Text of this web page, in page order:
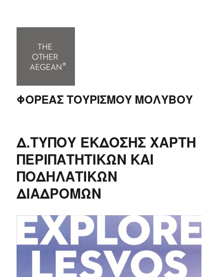
ΦΟΡΕΑΣ ΤΟΥΡΙΣΜΟΥ ΜΟΛΥΒΟΥ
Δ.ΤΥΠΟΥ ΕΚΔΟΣΗΣ ΧΑΡΤΗ
ΠΕΡΙΠΑΤΗΤΙΚΩΝ ΚΑΙ
ΠΟΔΗΛΑΤΙΚΩΝ
ΔΙΑΔΡΟΜΩΝ